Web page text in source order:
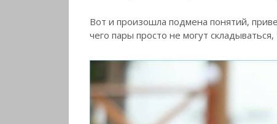
Вот и произошла подмена понятий,
чего пары просто не могут